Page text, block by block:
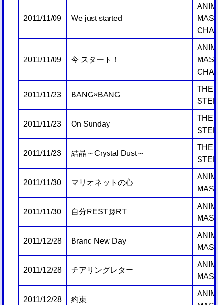
2011/11/09 We just started
2011/11/09 今 スタート！
2011/11/23 BANG×BANG
THE
2011/11/23 On Sunday
THE
2011/11/23 結晶～Crystal Dust～
THE
2011/11/30 マリオネットの心
2011/11/30 自分REST@RT
2011/12/28 Brand New Day!
2011/12/28 チアリングレター
2011/12/28 約束